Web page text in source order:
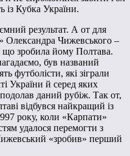
із Кубка України.
результат. А от для
Олександра Чижевського –
зробила йому Полтава.
був названий
футболісти, які зіграли
України й серед яких
даний рубіж. Так от,
відбувся найкращий із
року, коли «Карпати»
удалося перемогти з
«зробив» перший